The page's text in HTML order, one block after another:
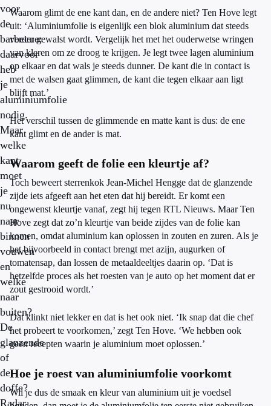
voor
de
barbecue:
daarvoor
heb
je
aluminiumfolie
nodig.
Maar
welke
kant
moet
je
nu
naar
binnen
vouwen
en
welke
naar
buiten?
De
glanzende
of
de
doffe?
Radar
Waarom glimt de ene kant dan, en de andere niet? Ten Hove legt
uit: ‘Aluminiumfolie is eigenlijk een blok aluminium dat steeds
verder gewalst wordt. Vergelijk het met het ouderwetse wringen
van kleren om ze droog te krijgen. Je legt twee lagen aluminium
op elkaar en dat wals je steeds dunner. De kant die in contact is
met de walsen gaat glimmen, de kant die tegen elkaar aan ligt
blijft mat.’
Het verschil tussen de glimmende en matte kant is dus: de ene
kant glimt en de ander is mat.
Waarom geeft de folie een kleurtje af?
Toch beweert sterrenkok Jean-Michel Hengge dat de glanzende
zijde iets afgeeft aan het eten dat hij bereidt. Er komt een
ongewenst kleurtje vanaf, zegt hij tegen RTL Nieuws. Maar Ten
Hove zegt dat zo’n kleurtje van beide zijdes van de folie kan
komen, omdat aluminium kan oplossen in zouten en zuren. Als je
het bijvoorbeeld in contact brengt met azijn, augurken of
tomatensap, dan lossen de metaaldeeltjes daarin op. ‘Dat is
hetzelfde proces als het roesten van je auto op het moment dat er
zout gestrooid wordt.’
Dat klinkt niet lekker en dat is het ook niet. ‘Ik snap dat die chef
het probeert te voorkomen,’ zegt Ten Hove. ‘We hebben ook
geen recepten waarin je aluminium moet oplossen.’
Hoe je roest van aluminiumfolie voorkomt
Wil je dus de smaak en kleur van aluminium uit je voedsel